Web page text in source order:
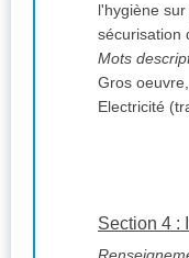
l'hygiène
sécurisation
Mots
Gros
Electricité
Section 4 :